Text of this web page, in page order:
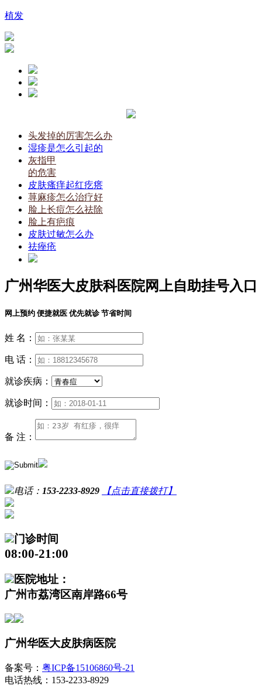
植发
头发掉的厉害怎么办
湿疹是怎么引起的
灰指甲
的危害
皮肤瘙痒起红疙瘩
荨麻疹怎么治疗好
脸上长痘怎么祛除
脸上有疤痕
皮肤过敏怎么办
祛痤疮
广州华医大皮肤科医院网上自助挂号入口
网上预约 便捷就医 优先就诊 节省时间
姓 名：
电 话：
就诊疾病：
就诊时间：
备 注：
电话： 153-2233-8929 【点击直接拨打】
门诊时间
08:00-21:00
医院地址：
广州市荔湾区南岸路66号
广州华医大皮肤病医院
备案号： 粤ICP备15106860号-21
电话热线：153-2233-8929